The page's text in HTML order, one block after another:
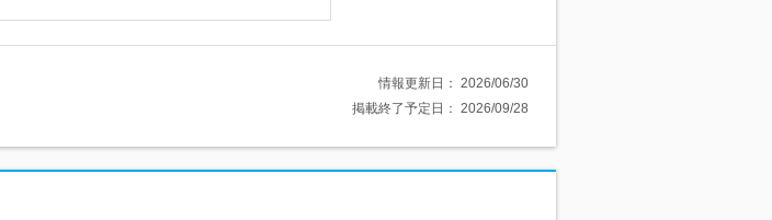
情報更新日： 2026/06/30
掲載終了予定日： 2026/09/28